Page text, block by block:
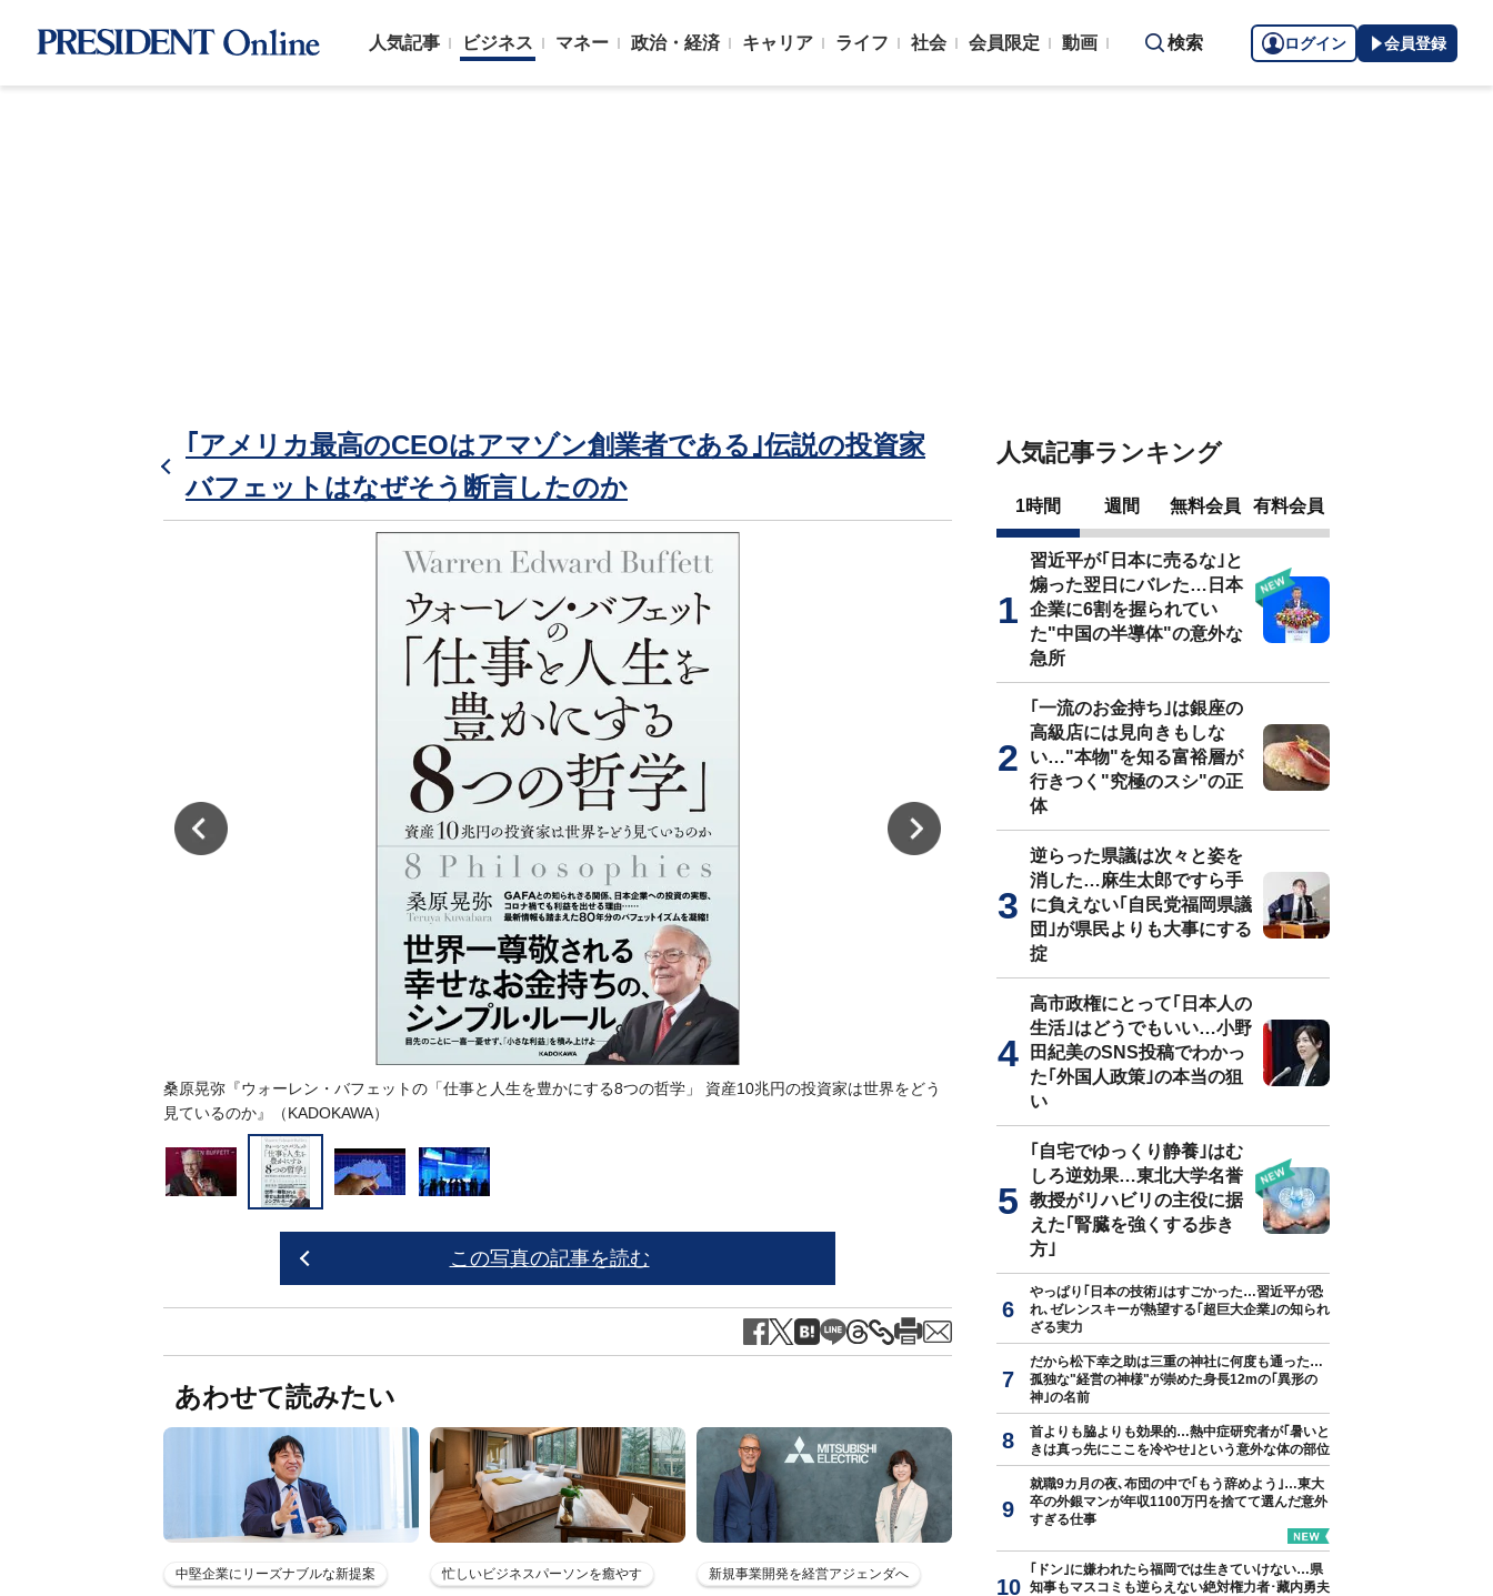
人気記事 ビジネス マネー 政治・経済 キャリア ライフ 社会 会員限定 動画 検索 ログイン 会員登録
｢アメリカ最高のCEOはアマゾン創業者である｣伝説の投資家
バフェットはなぜそう断言したのか
桑原晃弥『ウォーレン・バフェットの「仕事と人生を豊かにする8つの哲学」 資産10兆円の投資家は世界をどう
見ているのか』（KADOKAWA）
※写真はイメージです
この写真の記事を読む
あわせて読みたい
中堅企業にリーズナブルな新提案 忙しいビジネスパーソンを癒やす 新規事業開発を経営アジェンダへ
人気記事ランキング
1時間 週間 無料会員 有料会員
習近平が｢日本に売るな｣と
煽った翌日にバレた…日本
企業に6割を握られてい
た"中国の半導体"の意外な
急所
｢一流のお金持ち｣は銀座の
高級店には見向きもしな
い…"本物"を知る富裕層が
行きつく"究極のスシ"の正
体
逆らった県議は次々と姿を
消した…麻生太郎ですら手
に負えない｢自民党福岡県議
団｣が県民よりも大事にする
掟
高市政権にとって｢日本人の
生活｣はどうでもいい…小野
田紀美のSNS投稿でわかっ
た｢外国人政策｣の本当の狙
い
｢自宅でゆっくり静養｣はむ
しろ逆効果…東北大学名誉
教授がリハビリの主役に据
えた｢腎臓を強くする歩き
方｣
やっぱり｢日本の技術｣はすごかった…習近平が恐
れ､ゼレンスキーが熱望する｢超巨大企業｣の知られ
ざる実力
だから松下幸之助は三重の神社に何度も通った…
孤独な"経営の神様"が崇めた身長12mの｢異形の
神｣の名前
首よりも脇よりも効果的…熱中症研究者が｢暑いと
きは真っ先にここを冷やせ｣という意外な体の部位
就職9カ月の夜､布団の中で｢もう辞めよう｣…東大
卒の外銀マンが年収1100万円を捨てて選んだ意外
すぎる仕事
｢ドン｣に嫌われたら福岡では生きていけない…県
知事もマスコミも逆らえない絶対権力者･藏内勇夫